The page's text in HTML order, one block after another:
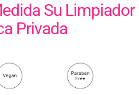
Su Limpiador
Privada